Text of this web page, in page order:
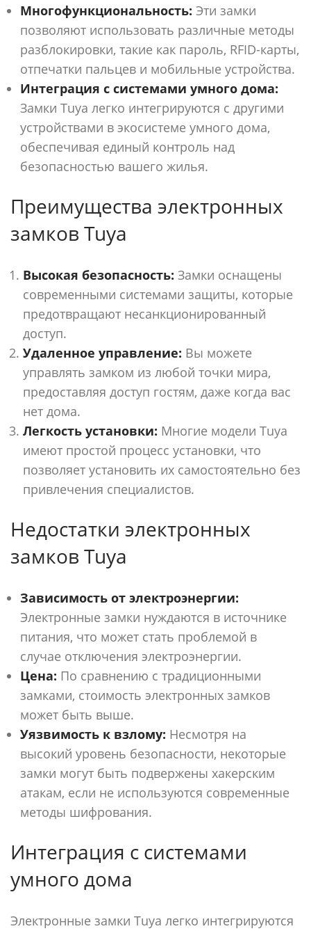
Многофункциональность: Эти замки
позволяют использовать различные методы
разблокировки, такие как пароль, RFID-карты,
отпечатки пальцев и мобильные устройства.
Интеграция с системами умного дома:
Замки Tuya легко интегрируются с другими
устройствами в экосистеме умного дома,
обеспечивая единый контроль над
безопасностью вашего жилья.
Преимущества электронных
замков Tuya
Высокая безопасность: Замки оснащены
современными системами защиты, которые
предотвращают несанкционированный
доступ.
Удаленное управление: Вы можете
управлять замком из любой точки мира,
предоставляя доступ гостям, даже когда вас
нет дома.
Легкость установки: Многие модели Tuya
имеют простой процесс установки, что
позволяет установить их самостоятельно без
привлечения специалистов.
Недостатки электронных
замков Tuya
Зависимость от электроэнергии:
Электронные замки нуждаются в источнике
питания, что может стать проблемой в
случае отключения электроэнергии.
Цена: По сравнению с традиционными
замками, стоимость электронных замков
может быть выше.
Уязвимость к взлому: Несмотря на
высокий уровень безопасности, некоторые
замки могут быть подвержены хакерским
атакам, если не используются современные
методы шифрования.
Интеграция с системами
умного дома
Электронные замки Tuya легко интегрируются